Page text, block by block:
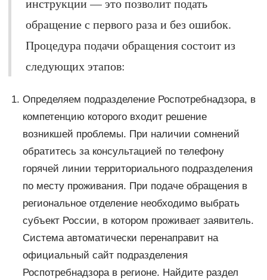
обращение с первого раза и без ошибок.
Процедура подачи обращения состоит из
следующих этапов:
Определяем подразделение Роспотребнадзора, в
компетенцию которого входит решение
возникшей проблемы. При наличии сомнений
обратитесь за консультацией по телефону
горячей линии территориального подразделения
по месту проживания. При подаче обращения в
региональное отделение необходимо выбрать
субъект России, в котором проживает заявитель.
Система автоматически перенаправит на
официальный сайт подразделения
Роспотребнадзора в регионе. Найдите раздел